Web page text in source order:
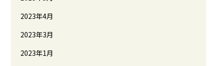
2023年4月
2023年3月
2023年1月